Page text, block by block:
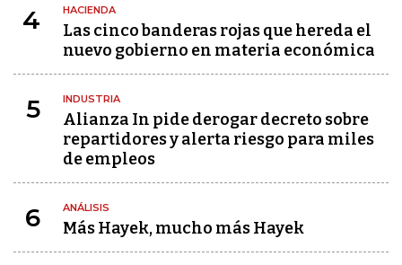
4 HACIENDA
Las cinco banderas rojas que hereda el
nuevo gobierno en materia económica
5 INDUSTRIA
Alianza In pide derogar decreto sobre
repartidores y alerta riesgo para miles
de empleos
6 ANÁLISIS
Más Hayek, mucho más Hayek